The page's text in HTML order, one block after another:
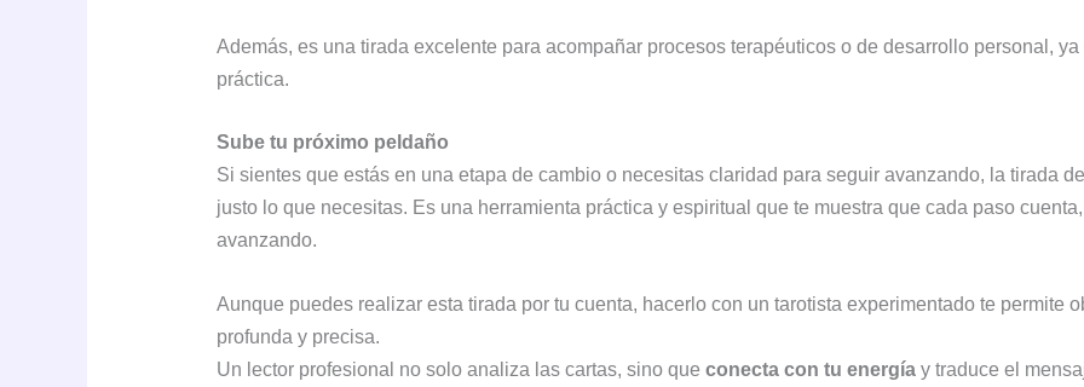
Además, es una tirada excelente para acompañar procesos terapéuticos o de desarrollo personal,
práctica.
Sube tu próximo peldaño
Si sientes que estás en una etapa de cambio o necesitas claridad para seguir avanzando, la tirada
justo lo que necesitas. Es una herramienta práctica y espiritual que te muestra que cada paso
avanzando.
Aunque puedes realizar esta tirada por tu cuenta, hacerlo con un tarotista experimentado te permite
profunda y precisa.
Un lector profesional no solo analiza las cartas, sino que conecta con tu energíay traduce el